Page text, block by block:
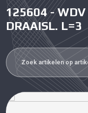
125604 -
DRAAISL. L=3